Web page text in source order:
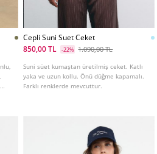
Cepli Suni Suet Ceket
850,00 TL
-22% 1.090,00 TL
Suni süet kumaştan üretilmiş ceket. Katlı
yaka ve uzun kollu. Önü düğme kapamalı.
Farklı renklerde mevcuttur.